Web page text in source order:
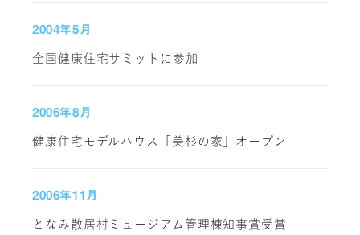
2004年5月
全国健康住宅サミットに参加
2006年8月
健康住宅モデルハウス「美杉の家」オープン
2006年11月
となみ散居村ミュージアム管理棟知事賞受賞